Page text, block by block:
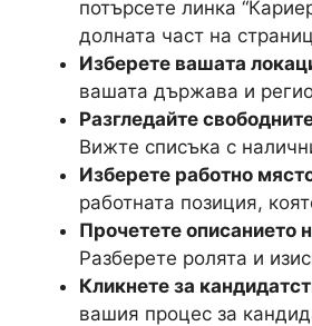
потърсете линка
долната част на
Изберете вашата
вашата държава и
Разгледайте
Вижте списъка с
Изберете работно
работната позиция,
Прочетете описанието
Разберете ролята и
Кликнете за
вашия процес за